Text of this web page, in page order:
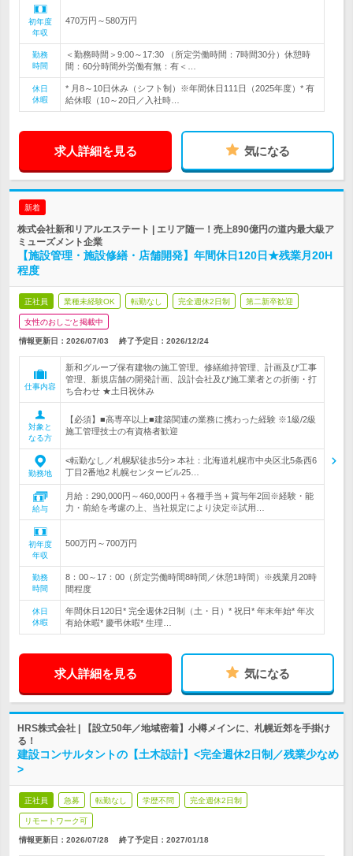
初年度
年収
470万円～580万円
勤務
時間
＜勤務時間＞9:00～17:30 （所定労働時間：7時間30分）休憩時
間：60分時間外労働有無：有＜…
休日
休暇
* 月8～10日休み（シフト制）※年間休日111日（2025年度）* 有
給休暇（10～20日／入社時…
求人詳細を見る 気になる
新着
株式会社新和リアルエステート | エリア随一！売上890億円の道内最大級ア
ミューズメント企業
【施設管理・施設修繕・店舗開発】年間休日120日★残業月20H
程度
正社員 業種未経験OK 転勤なし 完全週休2日制 第二新卒歓迎
女性のおしごと掲載中
情報更新日：2026/07/03 終了予定日： 2026/12/24
仕事内容
新和グループ保有建物の施工管理。修繕維持管理、計画及び工事
管理、新規店舗の開発計画、設計会社及び施工業者との折衝・打
ち合わせ ★土日祝休み
対象と
なる方
【必須】■高専卒以上■建築関連の業務に携わった経験 ※1級/2級
施工管理技士の有資格者歓迎
勤務地
<転勤なし／札幌駅徒歩5分> 本社：北海道札幌市中央区北5条西6
丁目2番地2 札幌センタービル25…
給与
月給：290,000円～460,000円＋各種手当＋賞与年2回※経験・能
力・前給を考慮の上、当社規定により決定※試用…
初年度
年収
500万円～700万円
勤務
時間
8：00～17：00（所定労働時間8時間／休憩1時間）※残業月20時
間程度
休日
休暇
年間休日120日* 完全週休2日制（土・日）* 祝日* 年末年始* 年次
有給休暇* 慶弔休暇* 生理…
求人詳細を見る 気になる
HRS株式会社 | 【設立50年／地域密着】小樽メインに、札幌近郊を手掛け
る！
建設コンサルタントの【土木設計】<完全週休2日制／残業少なめ
>
正社員 急募 転勤なし 学歴不問 完全週休2日制
リモートワーク可
情報更新日：2026/07/28 終了予定日： 2027/01/18